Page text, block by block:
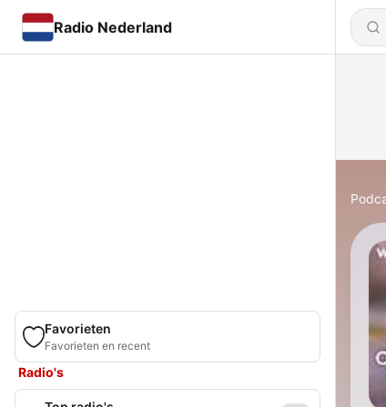
Radio Nederland
Favorieten
Favorieten en recent
Radio's